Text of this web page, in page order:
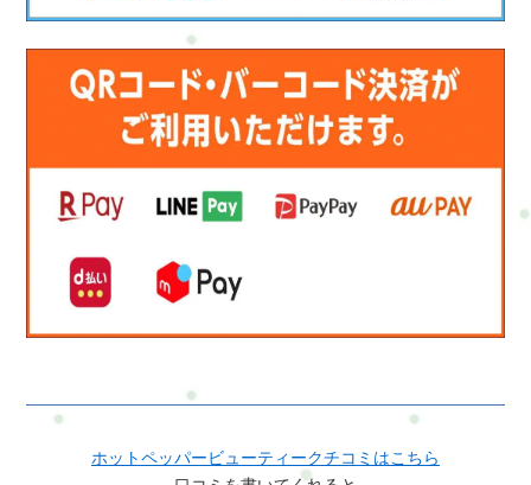
レックスストレッチ: サッカー選手は走り回るため、ヒップフレ
ックスの柔軟性が重要です。ヒップフレックスストレッチで骨
盤周りの筋肉をほぐしましょう。2. カーフストレッチ: 走行時に
カーフ（ふくらはぎ）が緊張しやすいです。カーフストレッチ
を行って筋肉を伸ばし、怪我を予防しましょう。3. ハムストリ
ングストレッチ: サッカー選手はハムストリングス（太もも裏の
柔軟に保ちましょう。ココロのケア:1. チームワークとコミュニ
の協力が不可欠です。コミュニケーションを取り、協力関係を
築きましょう。2. メンタルトレーニング: プレッシャーやストレ
う。3. 目標設定: 個人とチームの目標を設定し、モチベーション
チ、メンタルケアを組み合わせて、サッカー選手としてのパフ
ォーマンスを向上させ、ケガの予防とストレスの軽減に役立て
ましょう。トレーニングと休息のバランスを取りながら、健康
的なライフスタイルを維持しましょう。サッカー選手する
ホットペッパービューティークチコミはこちら